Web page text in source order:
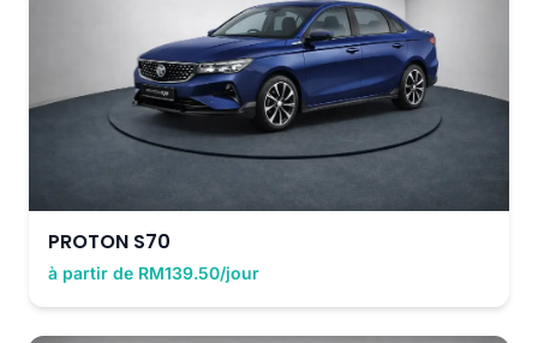
PROTON S70
à partir de RM139.50/jour